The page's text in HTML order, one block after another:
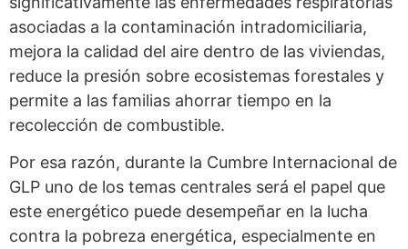
asociadas a la contaminación intradomiciliaria,
mejora la calidad del aire dentro de las viviendas,
reduce la presión sobre ecosistemas forestales y
permite a las familias ahorrar tiempo en la
recolección de combustible.
Por esa razón, durante la Cumbre Internacional de
GLP uno de los temas centrales será el papel que
este energético puede desempeñar en la lucha
contra la pobreza energética, especialmente en